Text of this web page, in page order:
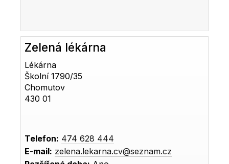
Zelená lékárna
Lékárna
Školní 1790/35
Chomutov
430 01
Telefon: 474 628 444
E-mail: zelena.lekarna.cv@seznam.cz